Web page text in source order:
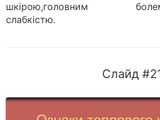
шкірою,головним
слабкістю.
Слайд